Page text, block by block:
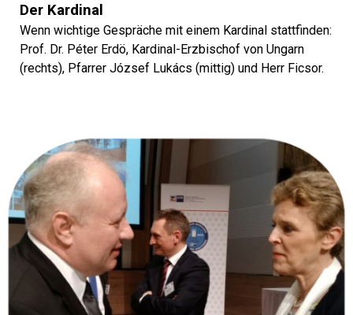
Der Kardinal
Wenn wichtige Gespräche mit einem Kardinal stattfinden:
Prof. Dr. Péter Erdö, Kardinal-Erzbischof von Ungarn
(rechts), Pfarrer József Lukács (mittig) und Herr Ficsor.